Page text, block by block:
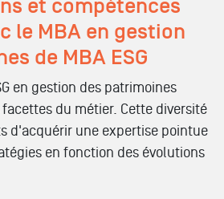
et compétences
le MBA en gestion
de MBA ESG
en gestion des patrimoines
du métier. Cette diversité
d'acquérir une expertise pointue
en fonction des évolutions